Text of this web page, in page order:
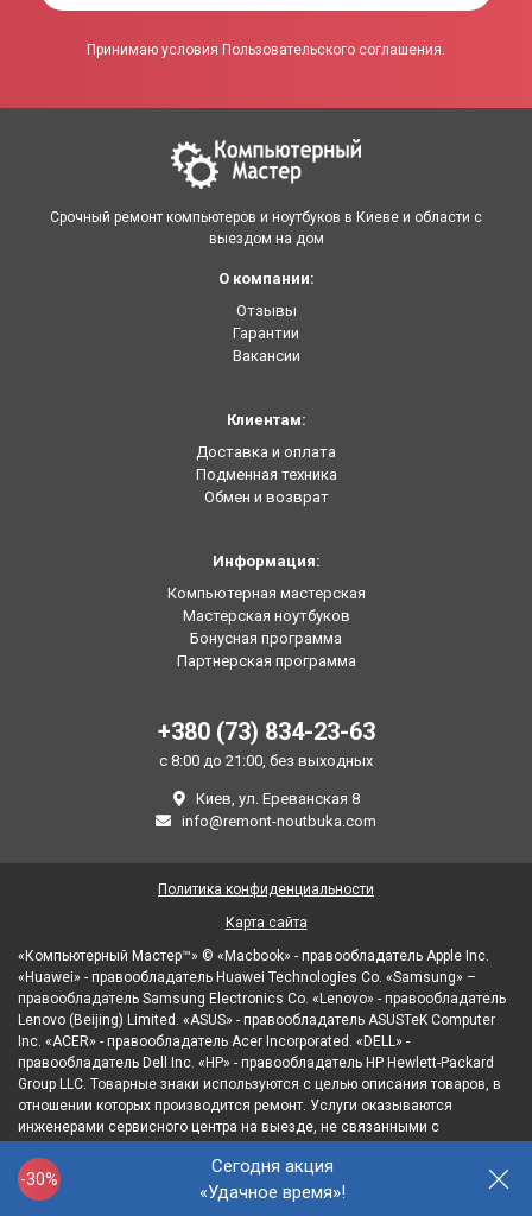
-30%
Сегодня акция
«Удачное время»!
Принимаю условия Пользовательского соглашения.
Срочный ремонт компьютеров и ноутбуков в Киеве и области с
выездом на дом
О компании:
Отзывы
Гарантии
Вакансии
Клиентам:
Доставка и оплата
Подменная техника
Обмен и возврат
Информация:
Компьютерная мастерская
Мастерская ноутбуков
Бонусная программа
Партнерская программа
+380 (73) 834-23-63
с 8:00 до 21:00, без выходных
Киев, ул. Ереванская 8
info@remont-noutbuka.com
«Компьютерный Мастер™» © «Macbook» - правообладатель Apple Inc.
«Huawei» - правообладатель Huawei Technologies Co. «Samsung» –
правообладатель Samsung Electronics Co. «Lenovo» - правообладатель
Lenovo (Beijing) Limited. «ASUS» - правообладатель ASUSTeK Computer
Inc. «ACER» - правообладатель Acer Incorporated. «DELL» -
правообладатель Dell Inc. «HP» - правообладатель HP Hewlett-Packard
Group LLC. Товарные знаки используются с целью описания товаров, в
отношении которых производится ремонт. Услуги оказываются
инженерами сервисного центра на выезде, не связанными с
представителями в отношении товаров, которые уже были введены в
гражданский оборот.
Политика конфиденциальности
Карта сайта